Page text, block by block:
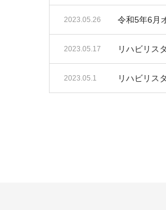
令和5年6月
2023.05.26
リハビリス
2023.05.17
リハビリス
2023.05.1